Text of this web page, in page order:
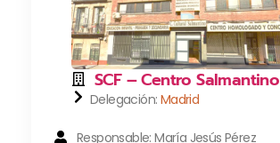
SCF – Centro Salmantino
Delegación: Madrid
Responsable: María Jesús Pérez